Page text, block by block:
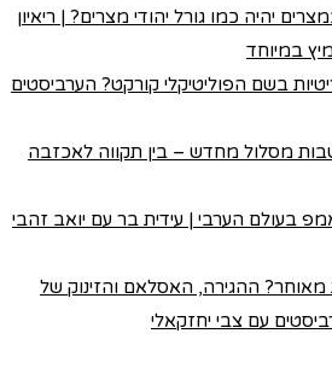
יהיה כמו גורל יהודי מצרים? | ריאיון
במיוחד
בשם הפוליטיקלי קורקט? הערביסטים
מסלול מחדש – בין תקווה לאכזבה
בעולם הערבי | עידית בר עם יואב זהבי
ההגירה, האסלאם והזינוק של
עם צבי יחזקאלי